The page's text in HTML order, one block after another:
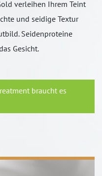
verleihen Ihrem Teint
und seidige Textur
Seidenproteine
Gesicht.
braucht es